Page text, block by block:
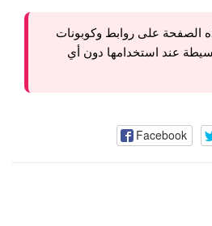
الصفحة على روابط وكوبونات
عند استخدامها دون أي
Facebook